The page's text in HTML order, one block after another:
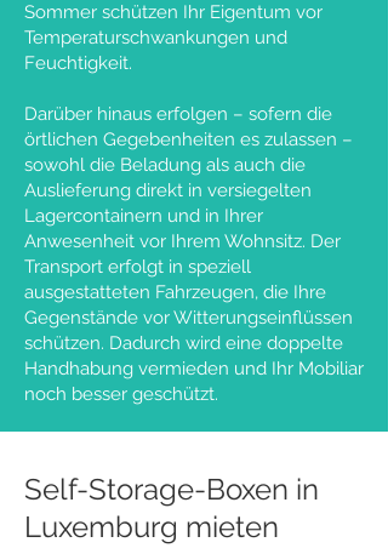
Sommer schützen Ihr Eigentum vor
Temperaturschwankungen und
Feuchtigkeit.
Darüber hinaus erfolgen – sofern die
örtlichen Gegebenheiten es zulassen –
sowohl die Beladung als auch die
Auslieferung direkt in versiegelten
Lagercontainern und in Ihrer
Anwesenheit vor Ihrem Wohnsitz. Der
Transport erfolgt in speziell
ausgestatteten Fahrzeugen, die Ihre
Gegenstände vor Witterungseinflüssen
schützen. Dadurch wird eine doppelte
Handhabung vermieden und Ihr Mobiliar
noch besser geschützt.
Self-Storage-Boxen in
Luxemburg mieten